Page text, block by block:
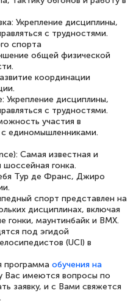
Укрепление дисциплины,
с трудностями.
спорта
общей физической
координации
Укрепление дисциплины,
с трудностями.
участия в
единомышленниками.
Самая известная и
гонка.
Тур де Франс, Джиро
спорт представлен на
дисциплинах, включая
гонки, маунтинбайк и BMX.
под эгидой
(UCI) в
программа обучения на
Вас имеются вопросы по
заявку, и с Вами свяжется